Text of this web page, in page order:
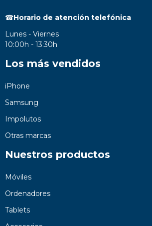
☎Horario de atención telefónica
Lunes - Viernes
10:00h - 13:30h
Los más vendidos
iPhone
Samsung
Impolutos
Otras marcas
Nuestros productos
Móviles
Ordenadores
Tablets